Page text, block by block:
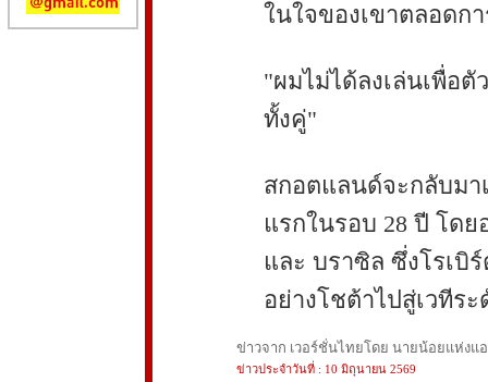
ในใจของเขาตลอดก
"ผมไม่ได้ลงเล่นเพื่อตั
ทั้งคู่"
สกอตแลนด์จะกลับมา
แรกในรอบ 28 ปี โด
และ บราซิล ซึ่งโรเบิ
อย่างโชต้าไปสู่เวทีร
ข่าวจาก เวอร์ชั่นไทยโดย นายน้อยแห่งแ
ข่าวประจำวันที่ : 10 มิถุนายน 2569